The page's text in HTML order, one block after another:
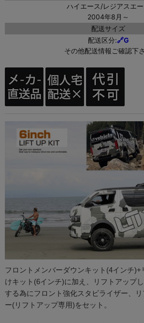
ハイエース/レジアスエー
2004年8月～
配送サイズ
配送区分:🔗G
その他配送情報ご確認下
フロントメンバーダウンキット(4インチ
けキット(6インチ)に加え、リフトアップ
する為にフロント強化スタビライザー、
ー(リフトアップ専用)をセット。